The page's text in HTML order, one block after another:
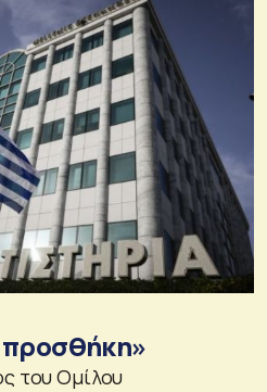
του Ομίλου